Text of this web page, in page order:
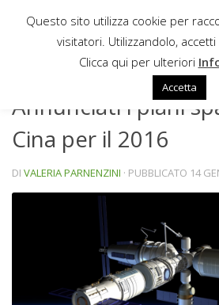
Sotto il contenuto
Annunciati i piani
Cina per il 2016
DI VALERIA PARNENZINI · PUBBLICATO 14
Questo sito utilizza cookie per
visitatori. Utilizzandolo, accetti
Clicca qui per ulteriori
Accetta